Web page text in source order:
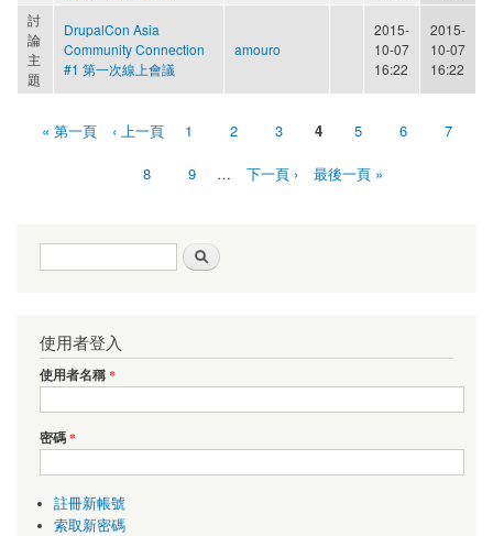
討
論
主
題
DrupalCon Asia
Community Connection
#1 第一次線上會議
amouro
2015-
10-07
16:22
2015-
10-07
16:22
頁面« 第一頁 ‹ 上一頁 1 2 3 4 5 6 7
8 9 … 下一頁 › 最後一頁 »
搜尋表單
使用者登入
使用者名稱*
密碼*
註冊新帳號
索取新密碼